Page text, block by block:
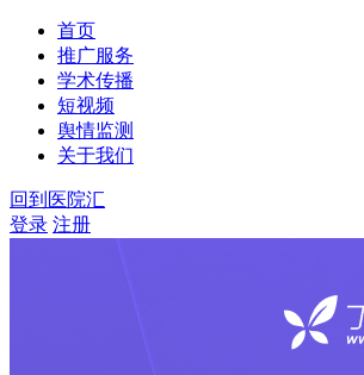
首页
推广服务
学术传播
短视频
舆情监测
关于我们
回到医院汇
登录 注册